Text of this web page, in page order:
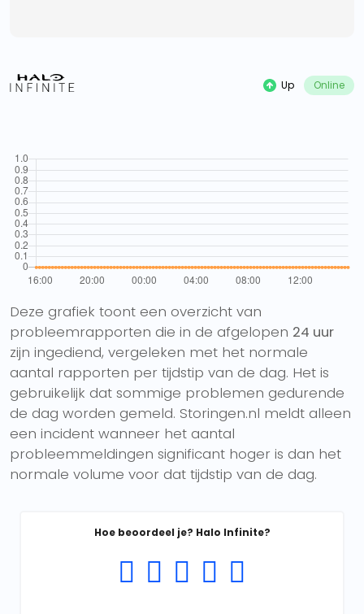
Up Online
Deze grafiek toont een overzicht van
probleemrapporten die in de afgelopen 24 uur
zijn ingediend, vergeleken met het normale
aantal rapporten per tijdstip van de dag. Het is
gebruikelijk dat sommige problemen gedurende
de dag worden gemeld. Storingen.nl meldt alleen
een incident wanneer het aantal
probleemmeldingen significant hoger is dan het
normale volume voor dat tijdstip van de dag.
Hoe beoordeel je? Halo Infinite?